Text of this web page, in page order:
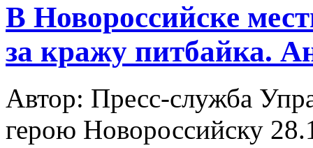
В Новороссийске
за кражу питбайка.
Автор: Пресс-служба
герою Новороссийску